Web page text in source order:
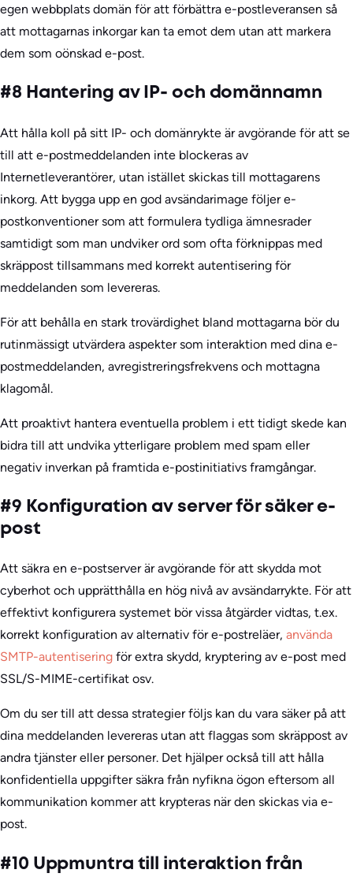
egen webbplats domän för att förbättra e-postleveransen så
att mottagarnas inkorgar kan ta emot dem utan att markera
dem som oönskad e-post.
#8 Hantering av IP- och domännamn
Att hålla koll på sitt IP- och domänrykte är avgörande för att se
till att e-postmeddelanden inte blockeras av
Internetleverantörer, utan istället skickas till mottagarens
inkorg. Att bygga upp en god avsändarimage följer e-
postkonventioner som att formulera tydliga ämnesrader
samtidigt som man undviker ord som ofta förknippas med
skräppost tillsammans med korrekt autentisering för
meddelanden som levereras.
För att behålla en stark trovärdighet bland mottagarna bör du
rutinmässigt utvärdera aspekter som interaktion med dina e-
postmeddelanden, avregistreringsfrekvens och mottagna
klagomål.
Att proaktivt hantera eventuella problem i ett tidigt skede kan
bidra till att undvika ytterligare problem med spam eller
negativ inverkan på framtida e-postinitiativs framgångar.
#9 Konfiguration av server för säker e-
post
Att säkra en e-postserver är avgörande för att skydda mot
cyberhot och upprätthålla en hög nivå av avsändarrykte. För att
effektivt konfigurera systemet bör vissa åtgärder vidtas, t.ex.
korrekt konfiguration av alternativ för e-postreläer, använda
SMTP-autentisering för extra skydd, kryptering av e-post med
SSL/S-MIME-certifikat osv.
Om du ser till att dessa strategier följs kan du vara säker på att
dina meddelanden levereras utan att flaggas som skräppost av
andra tjänster eller personer. Det hjälper också till att hålla
konfidentiella uppgifter säkra från nyfikna ögon eftersom all
kommunikation kommer att krypteras när den skickas via e-
post.
#10 Uppmuntra till interaktion från